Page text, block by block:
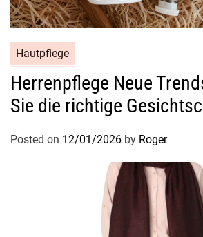
Hautpflege
Herrenpflege Neue
Sie die richtige
Posted on 12/01/2026 by Roger